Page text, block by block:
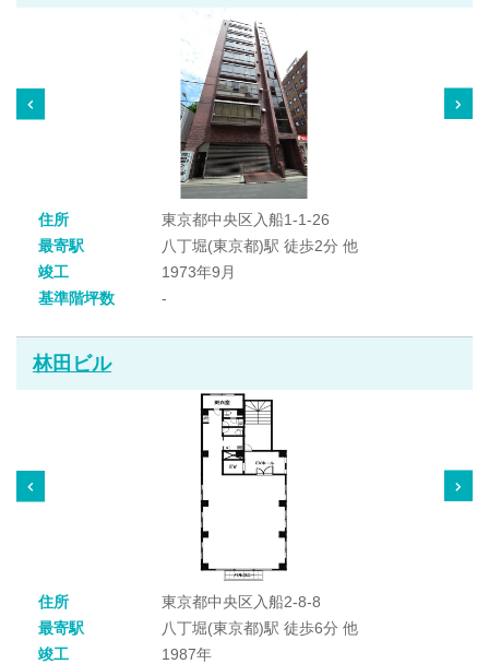
住所
東京都中央区入船1-1-26
最寄駅
八丁堀(東京都)駅 徒歩2分 他
竣工
1973年9月
基準階坪数
-
林田ビル
住所
東京都中央区入船2-8-8
最寄駅
八丁堀(東京都)駅 徒歩6分 他
竣工
1987年